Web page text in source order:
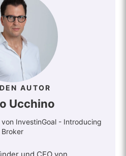
AUTOR
Ucchino
InvestinGoal - Introducing
Broker